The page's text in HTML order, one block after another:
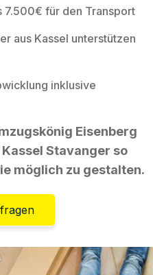
7.500€ für den Transport
aus Kassel unterstützen
inklusive
Eisenberg
Stavanger so
möglich zu gestalten.